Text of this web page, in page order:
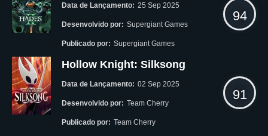
Data de Lançamento: 25 Sep 2025
Desenvolvido por: Supergiant Games
Publicado por: Supergiant Games
94
Hollow Knight: Silksong
Data de Lançamento: 02 Sep 2025
Desenvolvido por: Team Cherry
Publicado por: Team Cherry
91